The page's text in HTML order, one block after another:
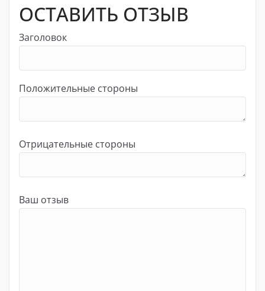
ОСТАВИТЬ ОТЗЫВ
Заголовок
Положительные стороны
Отрицательные стороны
Ваш отзыв